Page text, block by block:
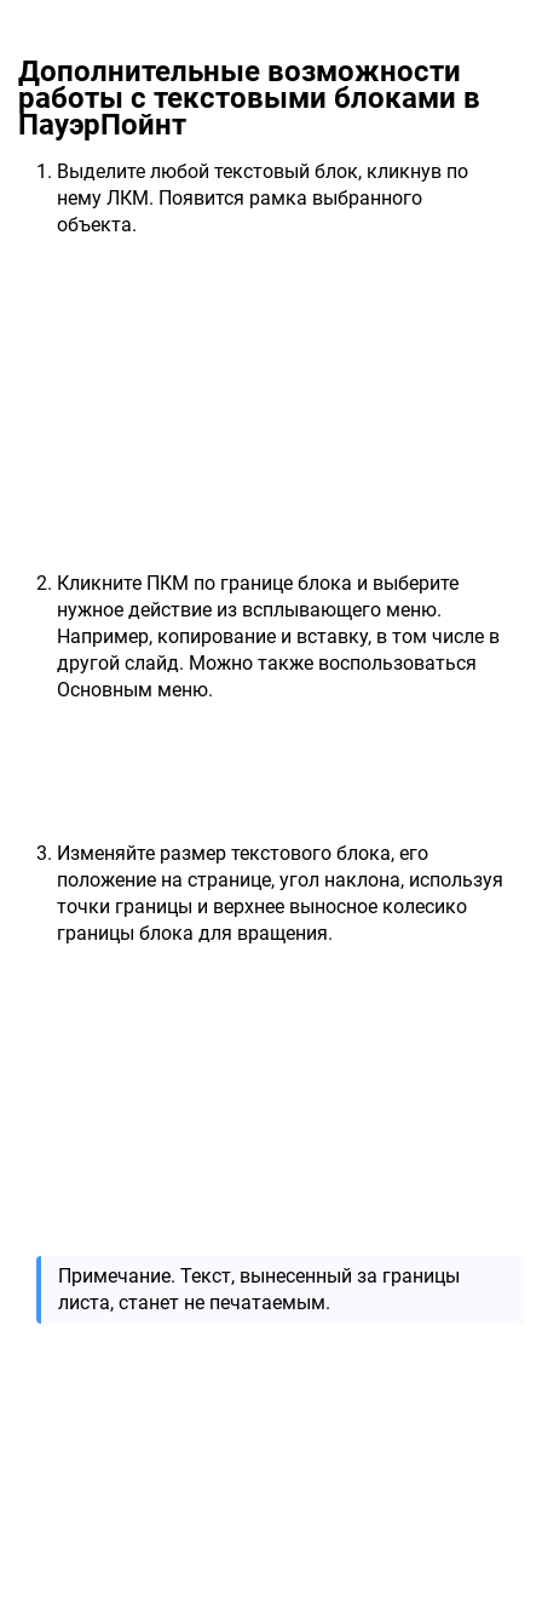
Дополнительные возможности
работы с текстовыми блоками в
ПауэрПойнт
Выделите любой текстовый блок, кликнув по
нему ЛКМ. Появится рамка выбранного
объекта.
Кликните ПКМ по границе блока и выберите
нужное действие из всплывающего меню.
Например, копирование и вставку, в том числе в
другой слайд. Можно также воспользоваться
Основным меню.
Изменяйте размер текстового блока, его
положение на странице, угол наклона, используя
точки границы и верхнее выносное колесико
границы блока для вращения.
Примечание. Текст, вынесенный за границы
листа, станет не печатаемым.